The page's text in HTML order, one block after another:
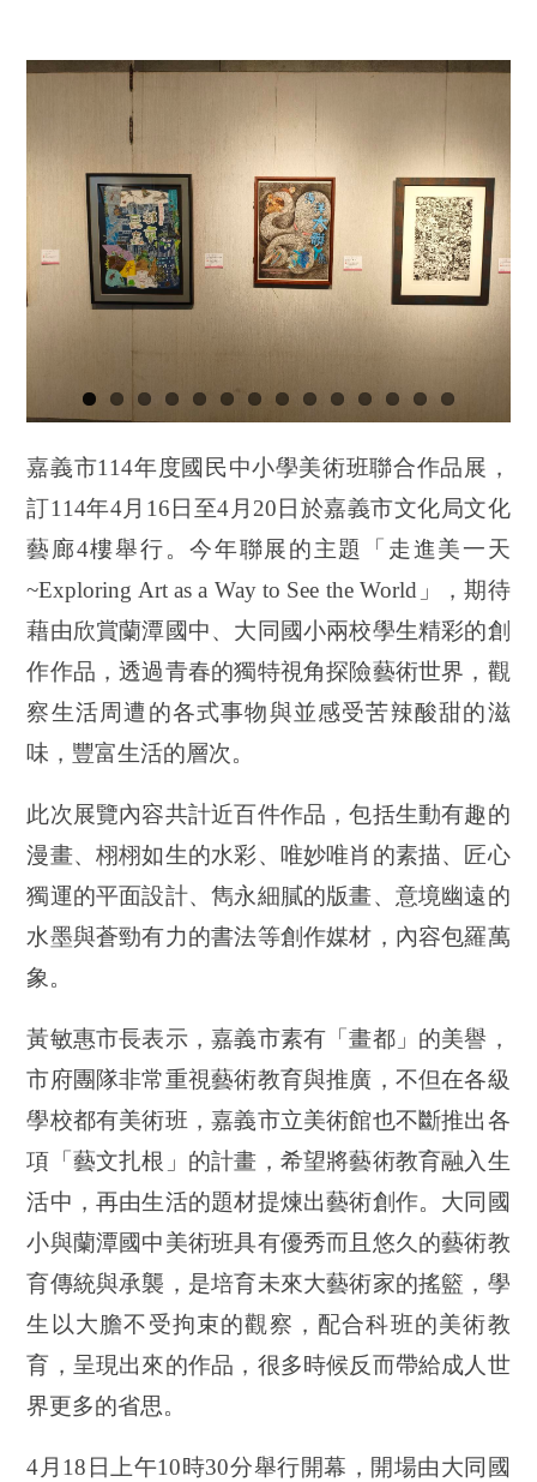
嘉義市114年度國民中小學美術班聯合作品展，
訂114年4月16日至4月20日於嘉義市文化局文化
藝廊4樓舉行。今年聯展的主題「走進美一天
~Exploring Art as a Way to See the World」，期待
藉由欣賞蘭潭國中、大同國小兩校學生精彩的創
作作品，透過青春的獨特視角探險藝術世界，觀
察生活周遭的各式事物與並感受苦辣酸甜的滋
味，豐富生活的層次。
此次展覽內容共計近百件作品，包括生動有趣的
漫畫、栩栩如生的水彩、唯妙唯肖的素描、匠心
獨運的平面設計、雋永細膩的版畫、意境幽遠的
水墨與蒼勁有力的書法等創作媒材，內容包羅萬
象。
黃敏惠市長表示，嘉義市素有「畫都」的美譽，
市府團隊非常重視藝術教育與推廣，不但在各級
學校都有美術班，嘉義市立美術館也不斷推出各
項「藝文扎根」的計畫，希望將藝術教育融入生
活中，再由生活的題材提煉出藝術創作。大同國
小與蘭潭國中美術班具有優秀而且悠久的藝術教
育傳統與承襲，是培育未來大藝術家的搖籃，學
生以大膽不受拘束的觀察，配合科班的美術教
育，呈現出來的作品，很多時候反而帶給成人世
界更多的省思。
4月18日上午10時30分舉行開幕，開場由大同國